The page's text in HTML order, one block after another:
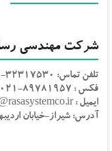
شرکت مهندسی
تلفن تماس: 32317530-071
فکس : 89781957-021
ایمیل : info@rasasystemco.ir
آدرس: شیراز-خیابان